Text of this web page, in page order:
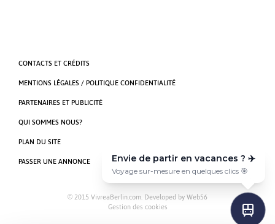
CONTACTS ET CRÉDITS
MENTIONS LÉGALES / POLITIQUE CONFIDENTIALITÉ
PARTENAIRES ET PUBLICITÉ
QUI SOMMES NOUS?
PLAN DU SITE
PASSER UNE ANNONCE
© 2015 VivreaBerlin.com. Developed by Web56
Gestion des cookies
Envie de partir en vacances ? ✈️
Voyage sur-mesure en quelques clics 🎯